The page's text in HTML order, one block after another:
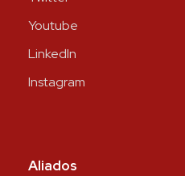
Youtube
LinkedIn
Instagram
Aliados